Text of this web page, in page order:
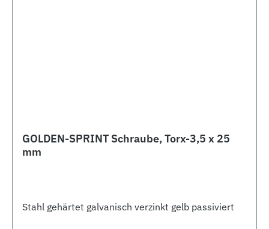
GOLDEN-SPRINT Schraube, Torx-3,5 x 25
mm
Stahl gehärtet galvanisch verzinkt gelb passiviert